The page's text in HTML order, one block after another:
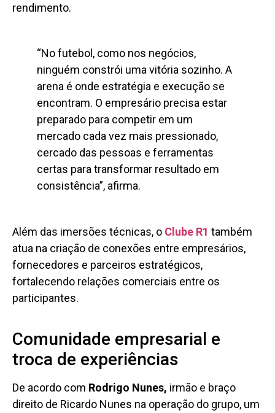
rendimento.
“No futebol, como nos negócios,
ninguém constrói uma vitória sozinho. A
arena é onde estratégia e execução se
encontram. O empresário precisa estar
preparado para competir em um
mercado cada vez mais pressionado,
cercado das pessoas e ferramentas
certas para transformar resultado em
consistência”, afirma.
Além das imersões técnicas, o Clube R1 também
atua na criação de conexões entre empresários,
fornecedores e parceiros estratégicos,
fortalecendo relações comerciais entre os
participantes.
Comunidade empresarial e
troca de experiências
De acordo com Rodrigo Nunes, irmão e braço
direito de Ricardo Nunes na operação do grupo, um